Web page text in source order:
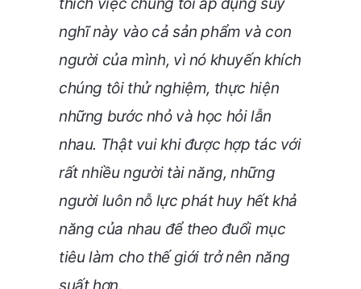
nghĩ này vào cả sản phẩm và con
người của mình, vì nó khuyến khích
chúng tôi thử nghiệm, thực hiện
những bước nhỏ và học hỏi lẫn
nhau. Thật vui khi được hợp tác với
rất nhiều người tài năng, những
người luôn nỗ lực phát huy hết khả
năng của nhau để theo đuổi mục
tiêu làm cho thế giới trở nên năng